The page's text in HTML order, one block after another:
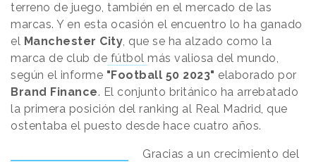
terreno de juego, también en el mercado de las
marcas. Y en esta ocasión el encuentro lo ha ganado
el Manchester City, que se ha alzado como la
marca de club de fútbol más valiosa del mundo,
según el informe "Football 50 2023" elaborado por
Brand Finance. El conjunto británico ha arrebatado
la primera posición del ranking al Real Madrid, que
ostentaba el puesto desde hace cuatro años.
Gracias a un crecimiento del